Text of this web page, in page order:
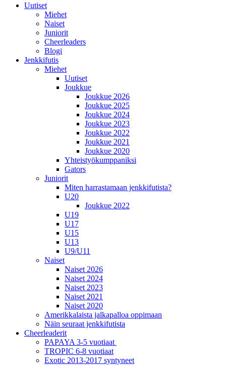
Uutiset
Miehet
Naiset
Juniorit
Cheerleaders
Blogi
Jenkkifutis
Miehet
Uutiset
Joukkue
Joukkue 2026
Joukkue 2025
Joukkue 2024
Joukkue 2023
Joukkue 2022
Joukkue 2021
Joukkue 2020
Yhteistyökumppaniksi
Gators
Juniorit
Miten harrastamaan jenkkifutista?
U20
Joukkue 2022
U19
U17
U15
U13
U9/U11
Naiset
Naiset 2026
Naiset 2024
Naiset 2023
Naiset 2021
Naiset 2020
Amerikkalaista jalkapalloa oppimaan
Näin seuraat jenkkifutista
Cheerleaderit
PAPAYA 3-5 vuotiaat
TROPIC 6-8 vuotiaat
Exotic 2013-2017 syntyneet